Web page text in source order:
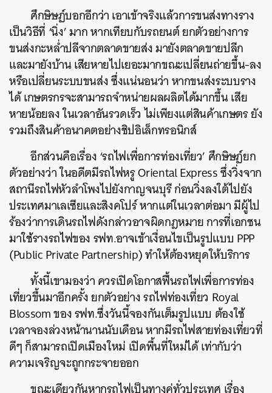
ศึกษิษฏ์บอกอีกว่า เอาเข้าจริงแล้วการขนส่งทางราง
เป็นวิธีที่ ‘นิ่ง’ มาก หากเทียบกับรถยนต์ ยกตัวอย่างการ
ขนส่งกะหล่ำปลีจากตลาดขายส่ง มายังตลาดขายปลีก
และมายังบ้าน เสียหายไปเยอะมากขณะเปลี่ยนถ่ายขึ้น-ลง
หรือเปลี่ยนระบบขนส่ง ซึ่งแน่นอนว่า หากขนส่งระบบราง
ได้ เกษตรกรจะสามารถจำหน่ายผลผลิตได้มากขึ้น เสีย
หายน้อยลง ในเวลาอันรวดเร็ว ไม่เพียงแต่สินค้าเกษตร ยัง
รวมถึงสินค้าอนาคตอย่างชิปอิเล็กทรอนิกส์
อีกส่วนคือเรื่อง ‘รถไฟเพื่อการท่องเที่ยว’ ศึกษิษฏ์ยก
ตัวอย่างว่า ในอดีตมีรถไฟหรู Oriental Express ซึ่งวิ่งจาก
สถานีรถไฟหัวลำโพงไปยังกาญจนบุรี ก่อนวิ่งลงใต้ไปยัง
ประเทศมาเลเซียและสิงคโปร์ หากแต่ในเวลาต่อมา มีผู้ไป
ร้องว่าการเดินรถไฟดังกล่าวอาจผิดกฎหมาย การที่เอกชน
มาใช้รางรถไฟของ รฟท.อาจเข้าเงื่อนไขเป็นรูปแบบ PPP
(Public Private Partnership) ทำให้ต้องหยุดให้บริการ
ทั้งนี้เขามองว่า ควรเปิดโอกาสฟื้นรถไฟเพื่อการท่อง
เที่ยวขึ้นมาอีกครั้ง ยกตัวอย่าง รถไฟท่องเที่ยว Royal
Blossom ของ รฟท.ซึ่งวันนี้จองกันเต็มรูปแบบ ต้องใช้
เวลาจองล่วงหน้านานนับเดือน หากมีรถไฟสายท่องเที่ยวที่
ดีๆ ก็สามารถเปิดเมืองใหม่ เปิดพื้นที่ใหม่ได้ เท่ากับว่า
ความเจริญจะถูกกระจายออก